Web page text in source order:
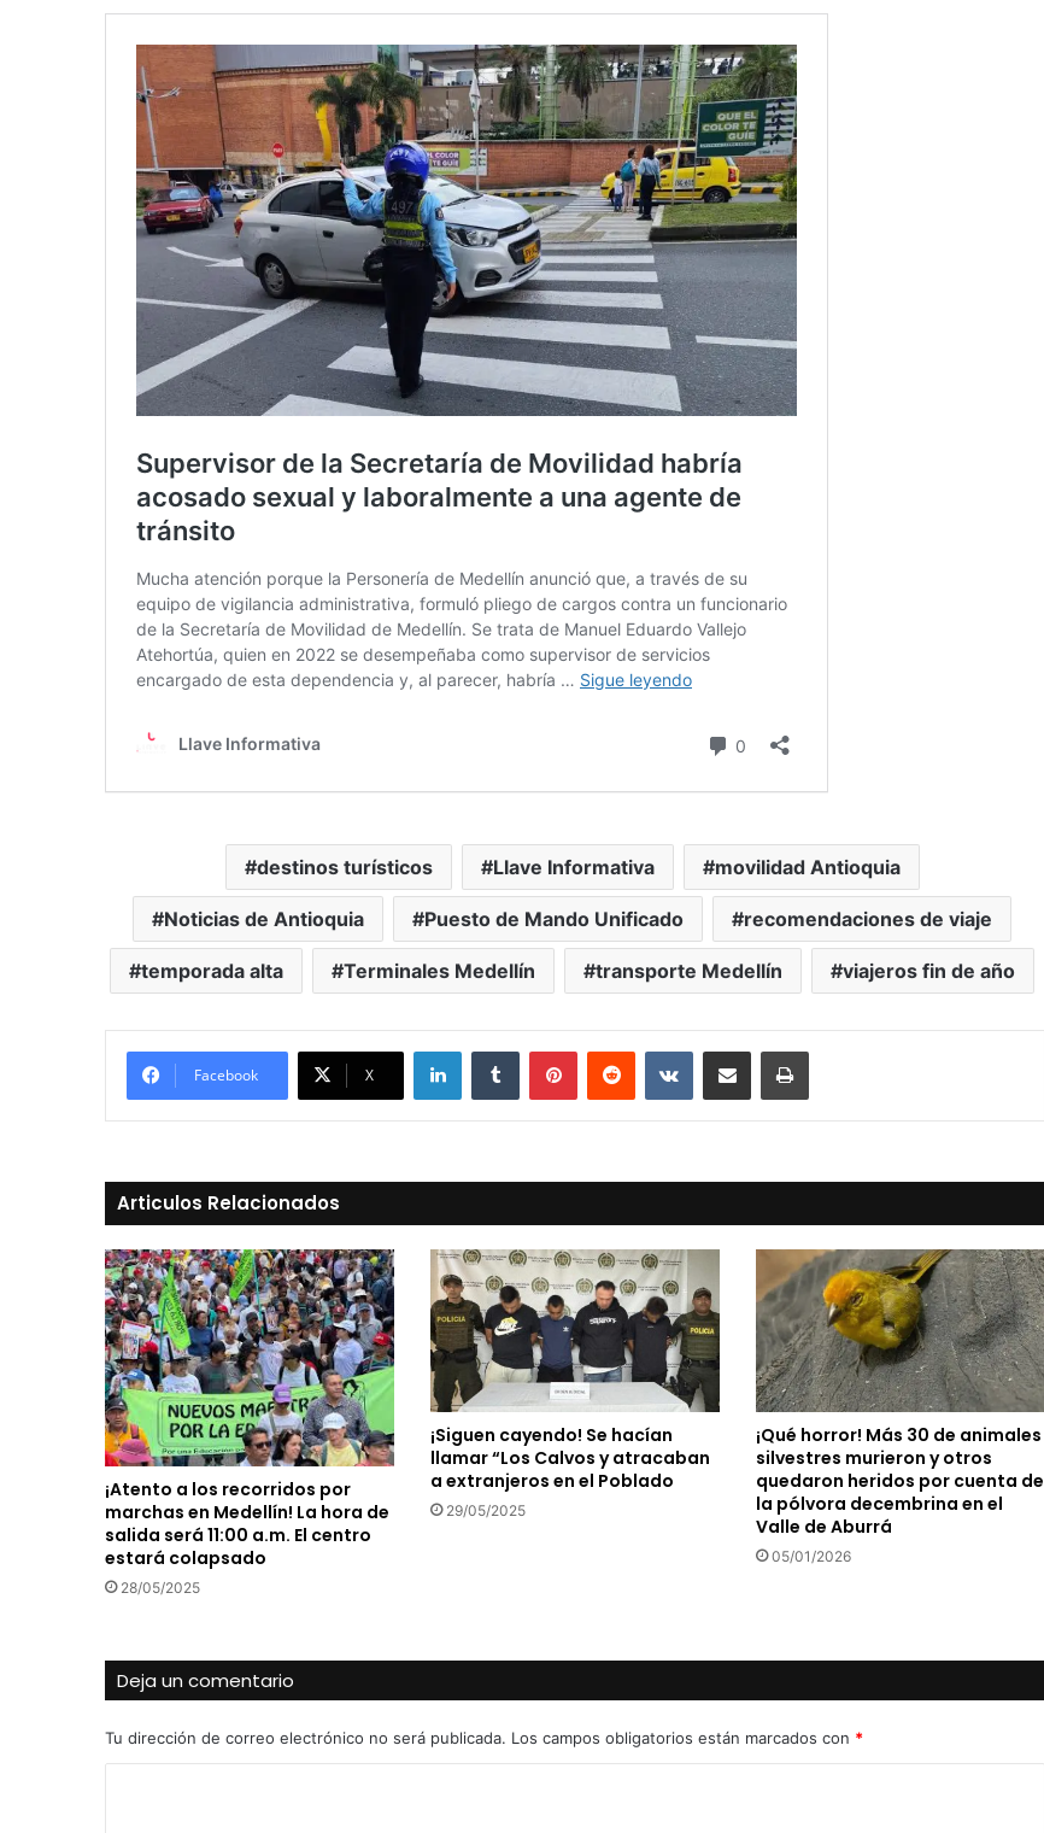
destinos turísticos Llave Informativa movilidad Antioquia
Noticias de Antioquia Puesto de Mando Unificado recomendaciones de viaje
temporada alta Terminales Medellín transporte Medellín viajeros fin de año
Facebook X
LinkedInTumblr PinterestReddit VKontakte
Compartir vía Mail Print
Articulos Relacionados
¡Atento a los recorridos por
marchas en Medellín! La hora de
salida será 11:00 a.m. El centro
estará colapsado
28/05/2025
¡Siguen cayendo! Se hacían
llamar “Los Calvos y atracaban
a extranjeros en el Poblado
29/05/2025
¡Qué horror! Más 30 de animales
silvestres murieron y otros
quedaron heridos por cuenta de
la pólvora decembrina en el
Valle de Aburrá
05/01/2026
Deja un comentario
Tu dirección de correo electrónico no será publicada. Los campos obligatorios están marcados con *